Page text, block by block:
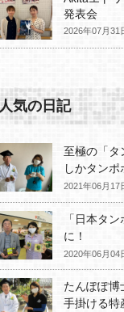
発表会
2026年07月31
人気の日記
至極の「タ
しかタンポ
2021年06月17
「日本タ
に！
2020年06月04
たんぽぽ
手掛ける特